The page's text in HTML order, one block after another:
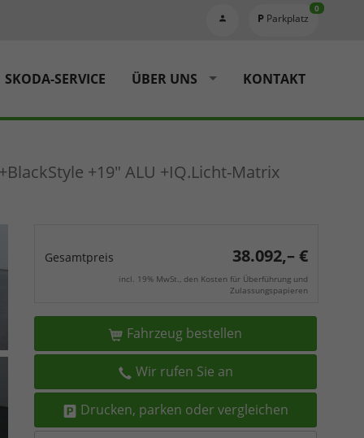
Parkplatz
0
SKODA-SERVICE ÜBER UNS KONTAKT
+19" ALU +IQ.Licht-Matrix
Gesamtpreis 38.092,– €
incl. 19% MwSt., den Kosten für Überführung und
Zulassungspapieren
Fahrzeug bestellen
Wir rufen Sie an
Drucken, parken oder vergleichen